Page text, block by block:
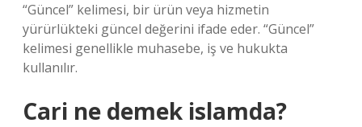
“Güncel” kelimesi, bir ürün veya hizmetin
yürürlükteki güncel değerini ifade eder. “Güncel”
kelimesi genellikle muhasebe, iş ve hukukta
kullanılır.
Cari ne demek islamda?